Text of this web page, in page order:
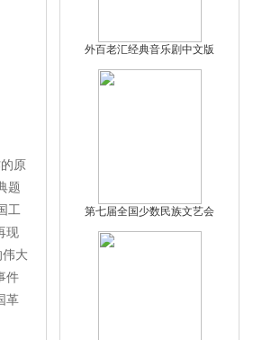
原
题
工
现
大
件
革
外百老汇经典音乐剧中文版
第七届全国少数民族文艺会